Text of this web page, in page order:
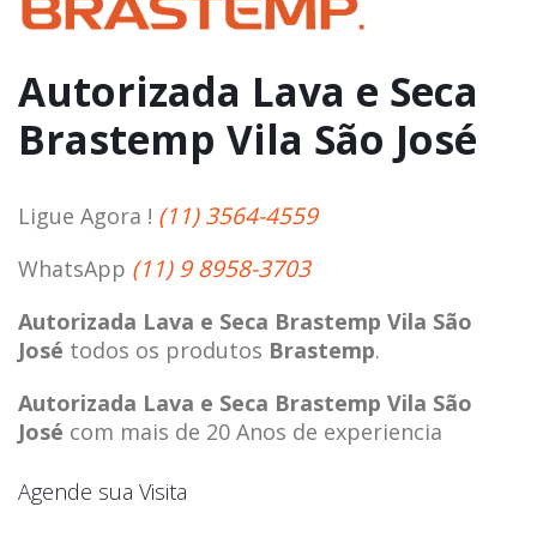
Autorizada Lava e Seca
Brastemp Vila São José
Ligue Agora ! (11) 3564-4559
WhatsApp (11) 9 8958-3703
Autorizada Lava e Seca Brastemp Vila São
José todos os produtos Brastemp.
Autorizada Lava e Seca Brastemp Vila São
José com mais de 20 Anos de experiencia
Agende sua Visita